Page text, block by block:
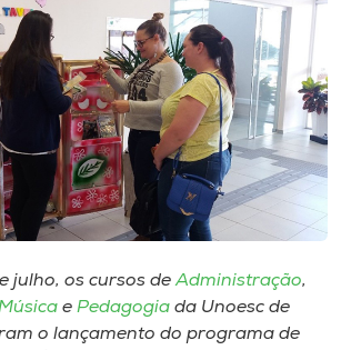
julho, os cursos deAdministração,
e Pedagogia da Unoesc de
o lançamento do programa de